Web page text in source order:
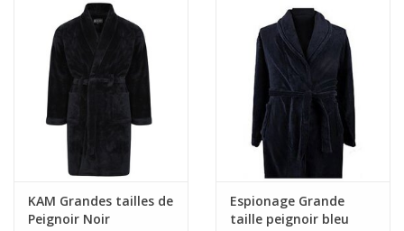
KAM Grandes tailles de
Peignoir Noir
Espionage Grande
taille peignoir bleu